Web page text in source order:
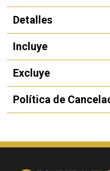
Detalles
Incluye
Excluye
Política de